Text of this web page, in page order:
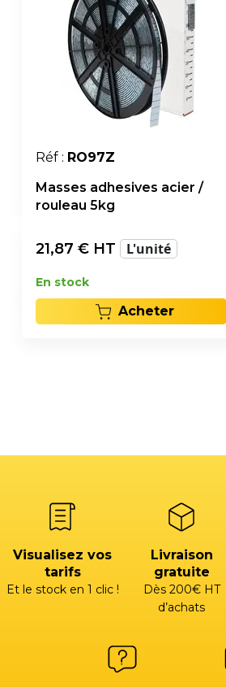
Réf : RO97Z
Masses adhesives acier /
rouleau 5kg
21,87 € HT L'unité
En stock
Acheter
Visualisez vos
tarifs
Et le stock en 1 clic !
Livraison
gratuite
Dès 200€ HT
d’achats